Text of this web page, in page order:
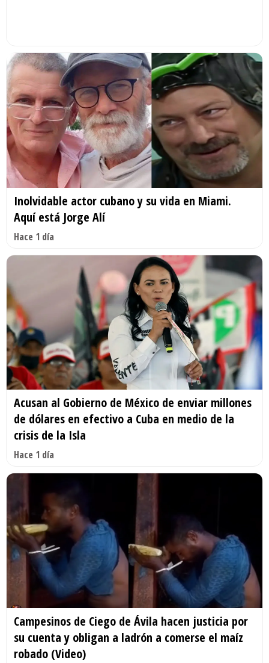
Inolvidable actor cubano y su vida en Miami.
Aquí está Jorge Alí
Hace 1 día
Acusan al Gobierno de México de enviar millones
de dólares en efectivo a Cuba en medio de la
crisis de la Isla
Hace 1 día
Campesinos de Ciego de Ávila hacen justicia por
su cuenta y obligan a ladrón a comerse el maíz
robado (Video)